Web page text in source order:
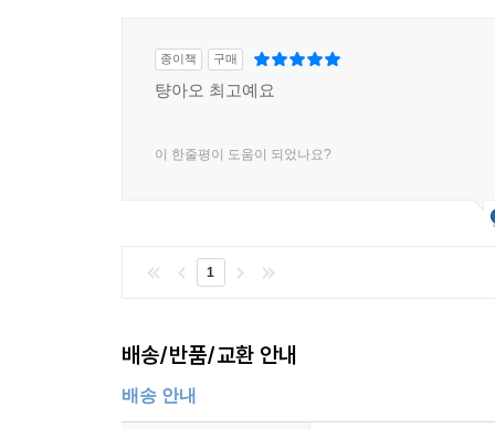
종이책 구매
턍아오 최고예요
이 한줄평이 도움이 되었나요?
1
배송/반품/교환 안내
배송 안내